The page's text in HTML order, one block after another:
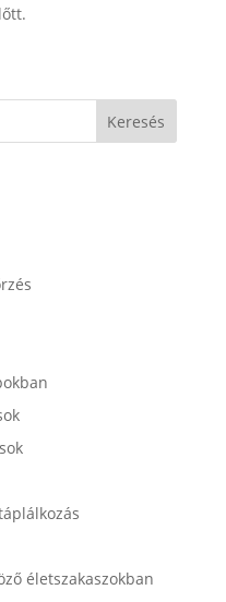
életszakaszokban